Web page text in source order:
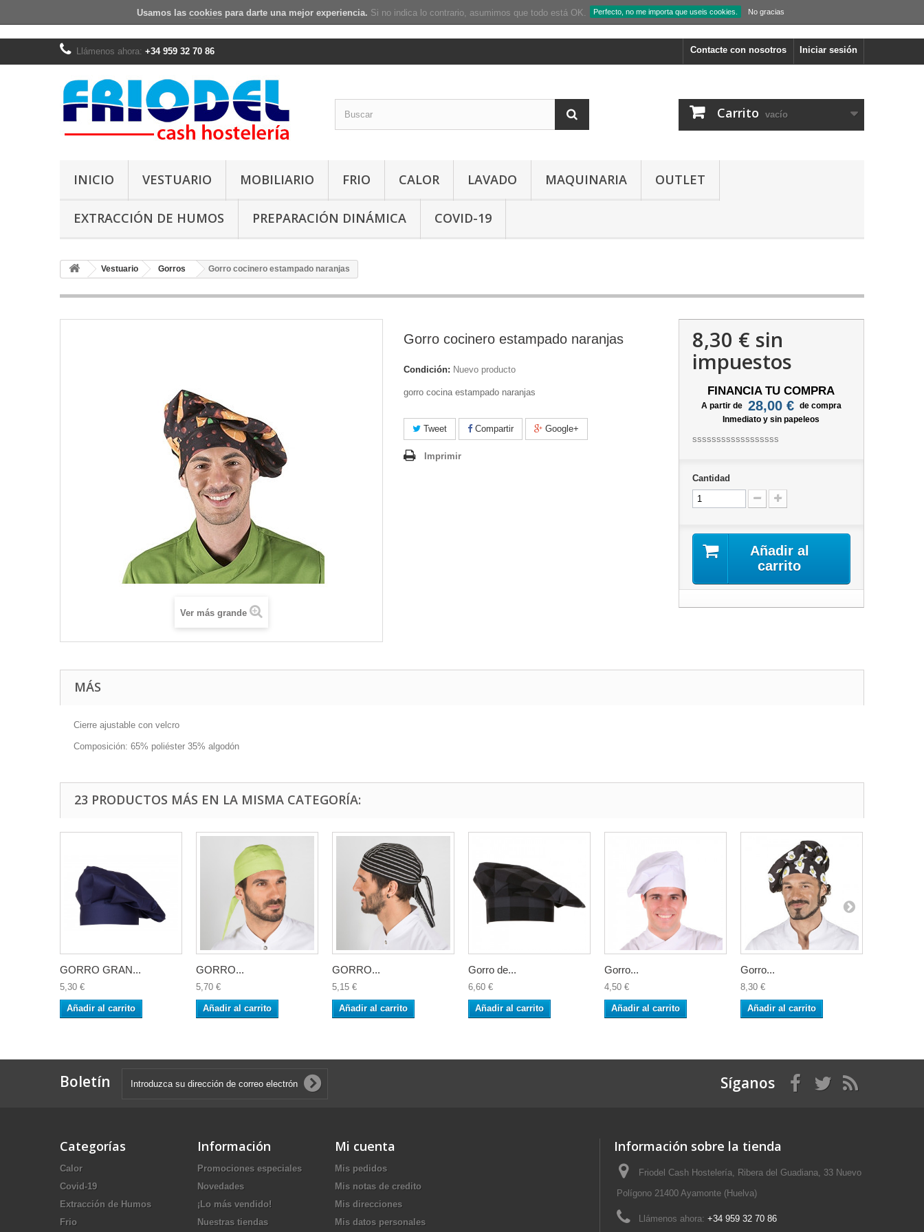
Usamos las cookiespara darte una mejor experiencia. Si no indica lo contrario, asumimos que todo está OK. Perfecto, no me importa que useis cookies. No gracias
Iniciar sesión
Contacte con nosotros
Llámenos ahora: +34 959 32 70 86
Carrito vacío
INICIO VESTUARIO MOBILIARIO FRIO CALOR LAVADO MAQUINARIA OUTLET
EXTRACCIÓN DE HUMOS PREPARACIÓN DINÁMICA COVID-19
Vestuario Gorros Gorro cocinero estampado naranjas
Ver más grande
Gorro cocinero estampado naranjas
Condición: Nuevo producto
gorro cocina estampado naranjas
Tweet Compartir Google+
Imprimir
8,30 € sin
impuestos
FINANCIA TU COMPRA
A partir de 28,00 € de compra
Inmediato y sin papeleos
ssssssssssssssssss
Cantidad
Añadir al
carrito
MÁS
Cierre ajustable con velcro
Composición: 65% poliéster 35% algodón
23 PRODUCTOS MÁS EN LA MISMA CATEGORÍA:
GORRO GRAN...
5,30 €
Añadir al carrito
GORRO...
5,70 €
Añadir al carrito
GORRO...
5,15 €
Añadir al carrito
Gorro de...
6,60 €
Añadir al carrito
Gorro...
4,50 €
Añadir al carrito
Gorro...
8,30 €
Añadir al carrito
Boletín Síganos
Categorías
Calor
Covid-19
Extracción de Humos
Frio
Información
Promociones especiales
Novedades
¡Lo más vendido!
Nuestras tiendas
Mi cuenta
Mis pedidos
Mis notas de credito
Mis direcciones
Mis datos personales
Información sobre la tienda
Friodel Cash Hostelería, Ribera del Guadiana, 33 Nuevo
Polígono 21400 Ayamonte (Huelva)
Llámenos ahora: +34 959 32 70 86